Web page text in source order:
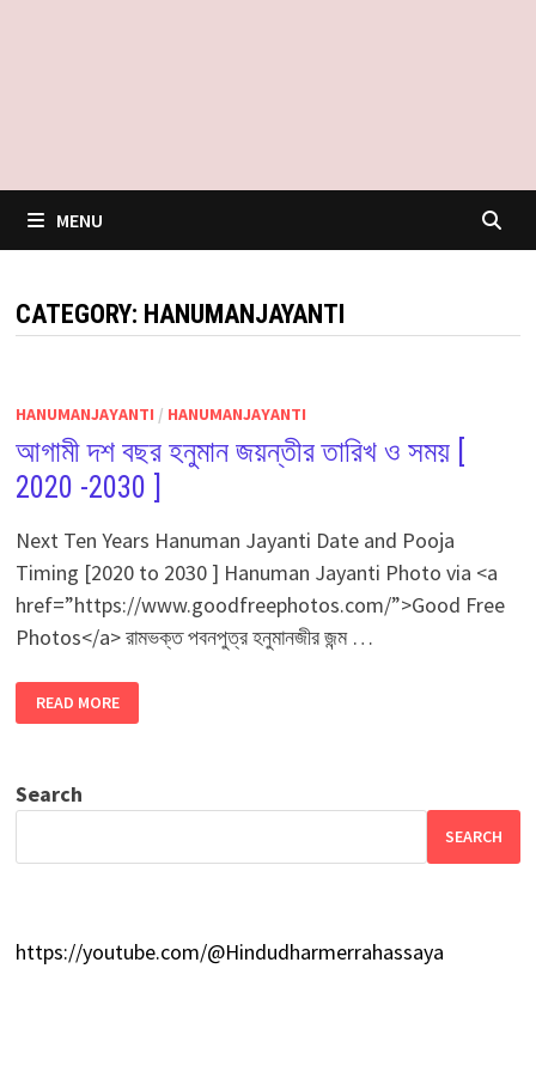
MENU
CATEGORY: HANUMANJAYANTI
HANUMANJAYANTI / HANUMANJAYANTI
আগামী দশ বছর হনুমান জয়ন্তীর তারিখ ও সময় [
2020 -2030 ]
Next Ten Years Hanuman Jayanti Date and Pooja
Timing [2020 to 2030 ] Hanuman Jayanti Photo via <a
href=”https://www.goodfreephotos.com/”>Good Free
Photos</a> রামভক্ত পবনপুত্র হনুমানজীর জন্ম …
আগামী
দশ
বছর
ও
সময়
-2030
READ MORE
Search
SEARCH
https://youtube.com/@Hindudharmerrahassaya